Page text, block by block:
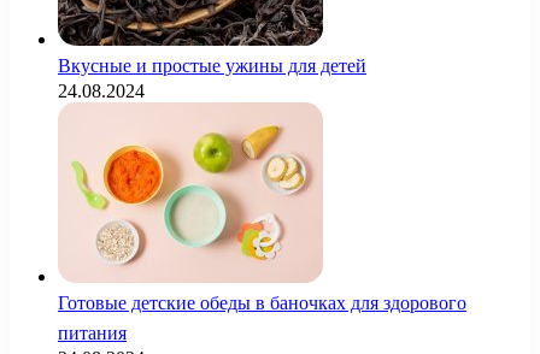
Вкусные и простые ужины для детей
24.08.2024
Готовые детские обеды в баночках для здорового
питания